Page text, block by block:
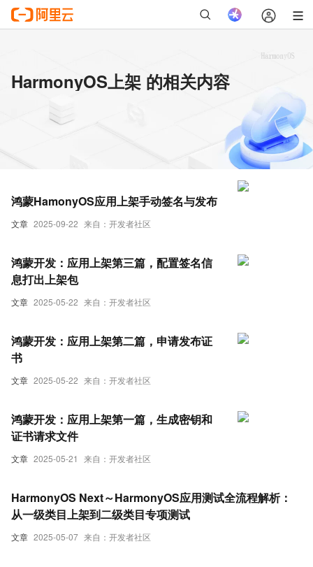
HarmonyOS上架 的相关内容
文章 2025-09-22 来自：开发者社区
鸿蒙HamonyOS应用上架手动签名与发布
文章 2025-05-22 来自：开发者社区
鸿蒙开发：应用上架第三篇，配置签名信
息打出上架包
文章 2025-05-22 来自：开发者社区
鸿蒙开发：应用上架第二篇，申请发布证
书
文章 2025-05-21 来自：开发者社区
鸿蒙开发：应用上架第一篇，生成密钥和
证书请求文件
文章 2025-05-07 来自：开发者社区
HarmonyOS Next～HarmonyOS应用测试全流程解析：
从一级类目上架到二级类目专项测试